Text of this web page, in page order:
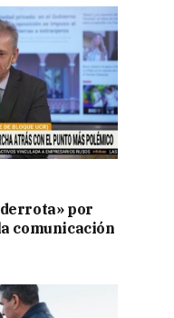
por
comunicación